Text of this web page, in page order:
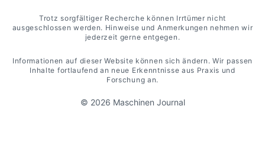
Trotz sorgfältiger Recherche können Irrtümer nicht
ausgeschlossen werden. Hinweise und Anmerkungen nehmen wir
jederzeit gerne entgegen.
Informationen auf dieser Website können sich ändern. Wir passen
Inhalte fortlaufend an neue Erkenntnisse aus Praxis und
Forschung an.
© 2026 Maschinen Journal